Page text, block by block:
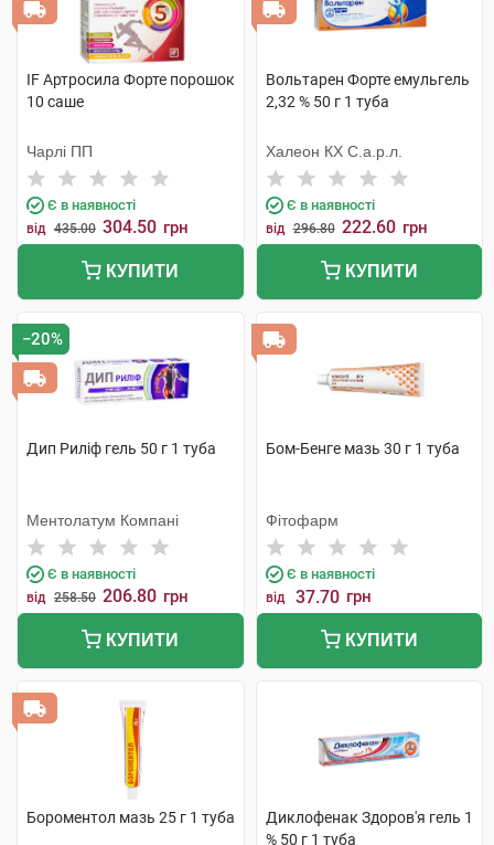
IF Артросила Форте порошок
10 саше
Чарлі ПП
Є в наявності
від 435.00 304.50 грн
КУПИТИ
Вольтарен Форте емульгель
2,32 % 50 г 1 туба
Халеон КХ С.а.р.л.
Є в наявності
від 296.80 222.60 грн
КУПИТИ
−20%
Дип Риліф гель 50 г 1 туба
Ментолатум Компані
Є в наявності
від 258.50 206.80 грн
КУПИТИ
Бом-Бенге мазь 30 г 1 туба
Фітофарм
Є в наявності
від 37.70 грн
КУПИТИ
Бороментол мазь 25 г 1 туба
Диклофенак Здоров'я гель 1
% 50 г 1 туба